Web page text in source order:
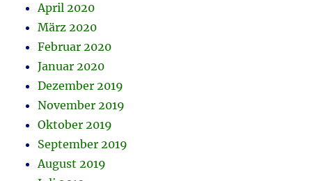
April 2020
März 2020
Februar 2020
Januar 2020
Dezember 2019
November 2019
Oktober 2019
September 2019
August 2019